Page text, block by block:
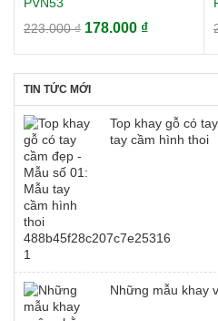
PVN53
223.000₫ Giá
223.000 ₫.
178.000 ₫Giá
178.000 ₫.
TIN TỨC MỚI
Top khay gỗ có
tay cầm hình thoi
Những mẫu khay